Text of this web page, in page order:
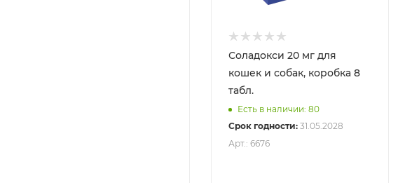
Соладокси 20 мг для
кошек и собак, коробка 8
табл.
Есть в наличии: 80
Срок годности: 31.05.2028
Арт.: 6676